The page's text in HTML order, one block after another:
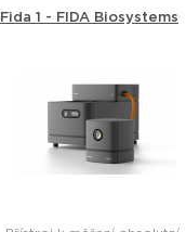
Fida 1 - FIDA Biosystems